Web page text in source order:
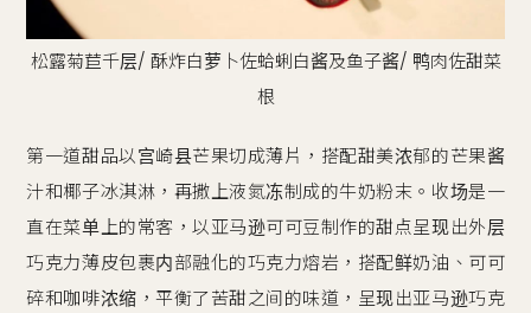
松露菊苣千层‍/ 酥炸白萝卜佐蛤蜊白酱及鱼子酱‍/ 鸭肉佐甜菜
根
第一道甜品以宫崎县芒果切成薄片，搭配甜美浓郁的芒果酱
汁和椰子冰淇淋，再撒上液氮冻制成的牛奶粉末。收场是一
直在菜单上的常客，以亚马逊可可豆制作的甜点呈现出外层
巧克力薄皮包裹内部融化的巧克力熔岩，搭配鲜奶油、可可
碎和咖啡浓缩，平衡了苦甜之间的味道，呈现出亚马逊巧克